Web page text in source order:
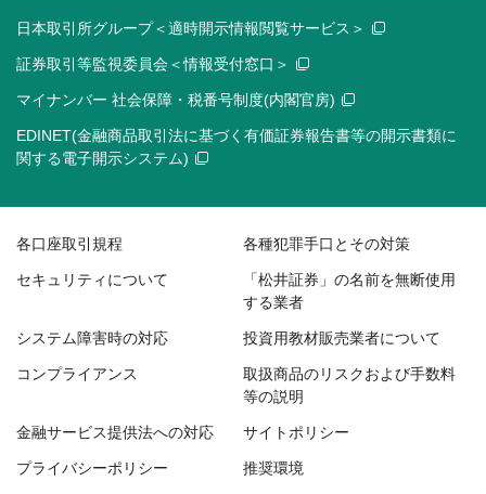
日本取引所グループ＜適時開示情報閲覧サービス＞
証券取引等監視委員会＜情報受付窓口＞
マイナンバー 社会保障・税番号制度(内閣官房)
EDINET(金融商品取引法に基づく有価証券報告書等の開示書類に
関する電子開示システム)
各口座取引規程 各種犯罪手口とその対策
セキュリティについて
「松井証券」の名前を無断使用
する業者
システム障害時の対応 投資用教材販売業者について
コンプライアンス
取扱商品のリスクおよび手数料
等の説明
金融サービス提供法への対応 サイトポリシー
プライバシーポリシー 推奨環境